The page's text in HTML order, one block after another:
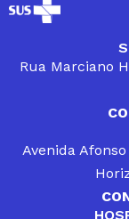
Rua Marciano
Avenida